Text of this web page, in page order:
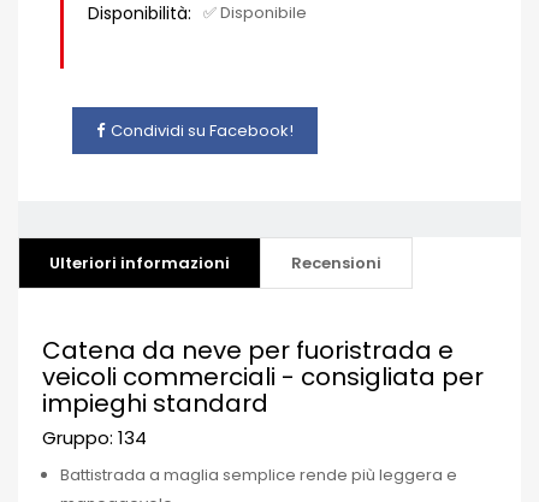
Disponibilità: ✅ Disponibile
Condividi su Facebook!
Ulteriori informazioni Recensioni
Catena da neve per fuoristrada e
veicoli commerciali - consigliata per
impieghi standard
Gruppo: 134
Battistrada a maglia semplice rende più leggera e